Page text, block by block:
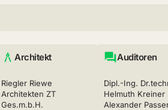
Architekt
Riegler Riewe
Architekten ZT
Ges.m.b.H.
Auditoren
Dipl.-Ing.
Helmuth Kreiner
Alexander